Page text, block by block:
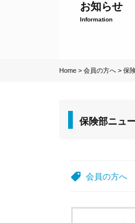
お知らせ
Information
Home > 会員の方へ > 保
保険部ニュ
会員の方へ